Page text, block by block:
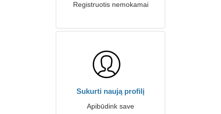
Registruotis nemokamai
Sukurti naują profilį
Apibūdink save